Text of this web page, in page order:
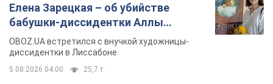
Елена Зарецкая – об убийстве
бабушки-диссидентки Аллы
Горской, критике сына Стуса и
бегстве в Португалию с пятью
детьми
OBOZ.UA встретился с внучкой художницы-
диссидентки в Лиссабоне
5.08.2026 04:00 25,7 т.